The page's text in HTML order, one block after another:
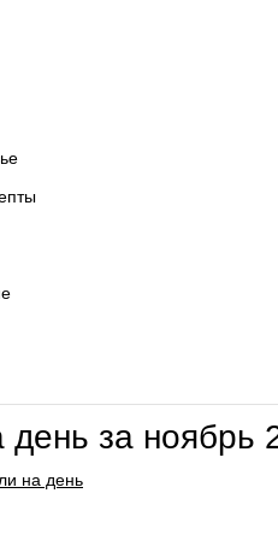
за ноябрь
на день